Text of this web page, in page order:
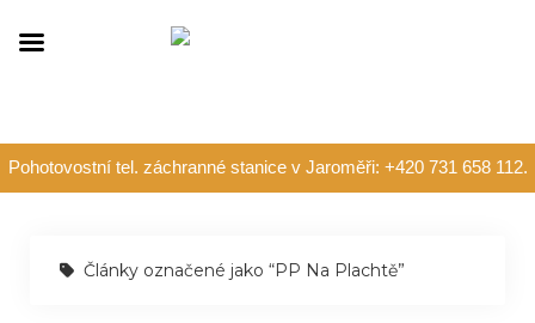
Pohotovostní tel. záchranné stanice v Jaroměři: +420 731 658 112.
Články označené jako “PP Na Plachtě”